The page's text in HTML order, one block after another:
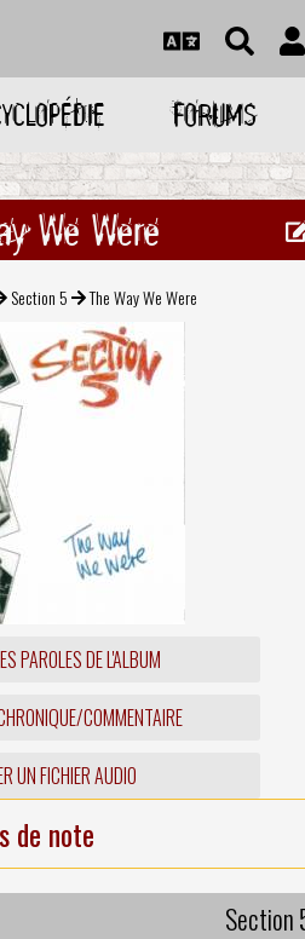
FORUMS
We Were
Section 5 The Way We Were
PAROLES DE L'ALBUM
COMMENTAIRE
UN FICHIER AUDIO
de note
Section